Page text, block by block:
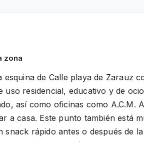
zona
esquina de Calle playa de Zarauz
uso residencial, educativo y de
así como oficinas como
a casa. Este punto también está
snack rápido antes o después de